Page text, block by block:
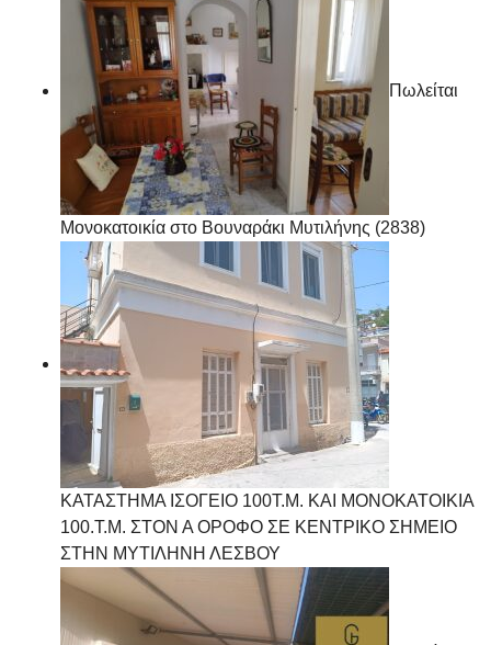
Πωλείται
Μονοκατοικία στο Βουναράκι Μυτιλήνης (2838)
ΚΑΤΑΣΤΗΜΑ ΙΣΟΓΕΙΟ 100Τ.Μ. ΚΑΙ ΜΟΝΟΚΑΤΟΙΚΙΑ
100.Τ.Μ. ΣΤΟΝ Α ΟΡΟΦΟ ΣΕ ΚΕΝΤΡΙΚΟ ΣΗΜΕΙΟ
ΣΤΗΝ ΜΥΤΙΛΗΝΗ ΛΕΣΒΟΥ